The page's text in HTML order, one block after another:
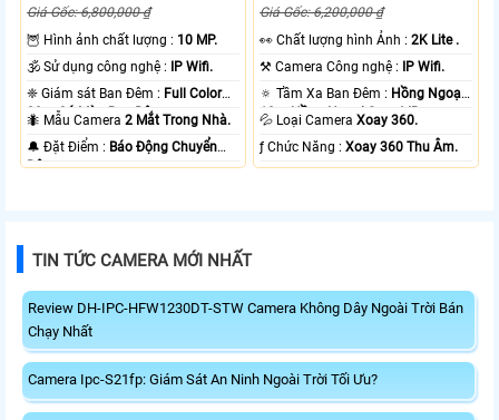
Giá Gốc: 6,800,000 ₫
🦉 Hình ảnh chất lượng : 10 MP.
🕉️ Sử dụng công nghệ :
IP Wifi.
❈ Giám sát Ban Đêm : Full Color
20m Có Màu Ban Ðêm.
🐜 Mẫu Camera2 Mắt Trong Nhà.
️🔔 Đặt Điểm : Báo Động Chuyển
Động.
Giá Gốc: 6,200,000 ₫
️👀 Chất lượng hình Ảnh :2K Lite .
⚒ Camera Công nghệ :
IP Wifi.
🔅 Tầm Xa Ban Đêm : Hồng Ngoại
10m Hồng Ngoại Smart IR.
💦 Loại CameraXoay 360.
️ƒ Chức Năng :Xoay 360 Thu Âm.
TIN TỨC CAMERA MỚI NHẤT
Review DH-IPC-HFW1230DT-STW Camera Không Dây Ngoài Trời Bán
Chạy Nhất
Camera Ipc-S21fp: Giám Sát An Ninh Ngoài Trời Tối Ưu?